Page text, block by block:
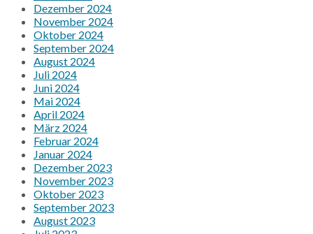
Dezember 2024
November 2024
Oktober 2024
September 2024
August 2024
Juli 2024
Juni 2024
Mai 2024
April 2024
März 2024
Februar 2024
Januar 2024
Dezember 2023
November 2023
Oktober 2023
September 2023
August 2023